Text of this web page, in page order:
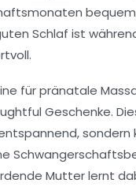
bequem
Schlaf ist
für pränatale
Geschenke.
sondern
Mutter lernt